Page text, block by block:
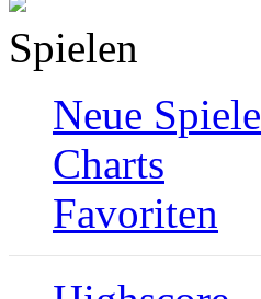
Spielen
Neue Spiele
Charts
Favoriten